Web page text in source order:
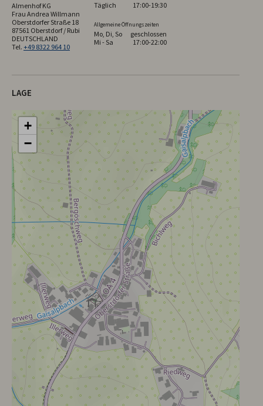
Almenhof KG
Frau Andrea Willmann
Oberstdorfer Straße 18
87561 Oberstdorf / Rubi
DEUTSCHLAND
Tel. +49 8322 964 10
Täglich 17:00-19:30
Allgemeine Öffnungszeiten
Mo, Di, So
geschlossen
Mi - Sa
17:00-22:00
LAGE
+
−